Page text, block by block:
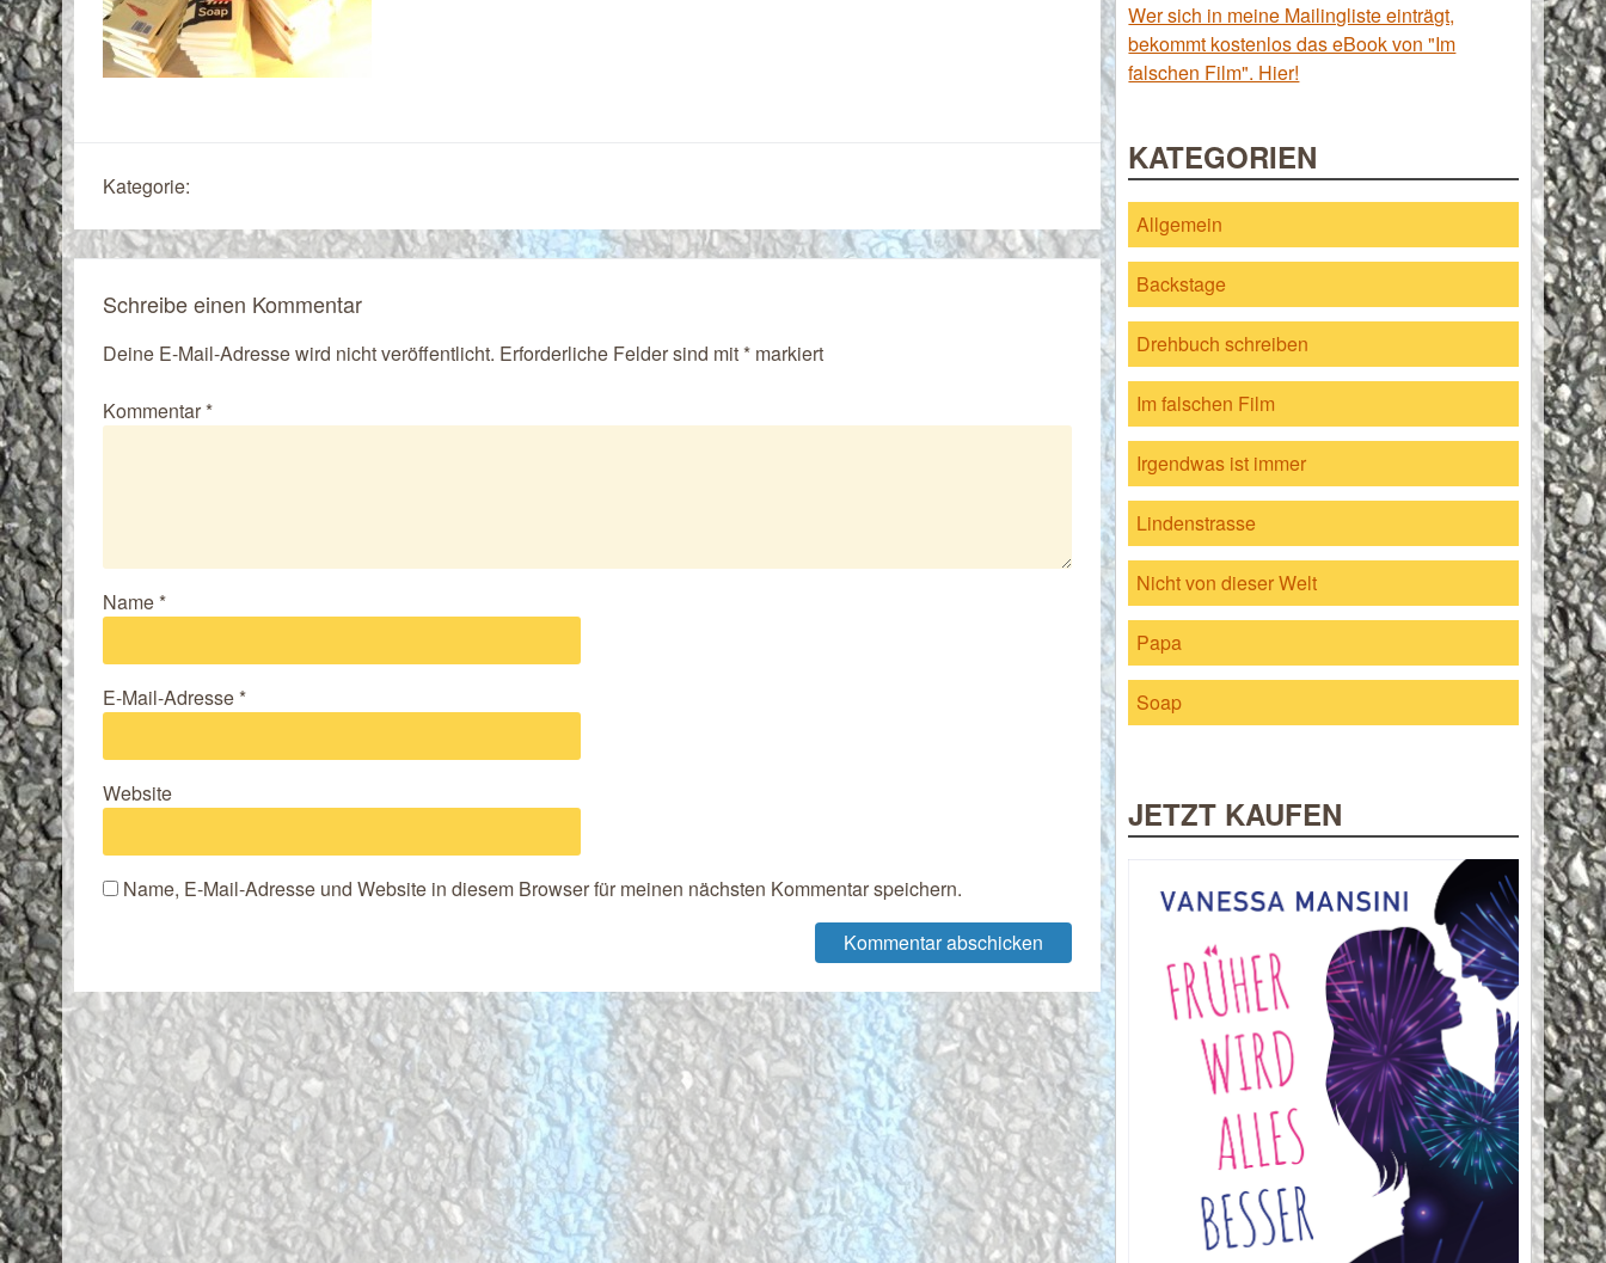
Kategorie:
Schreibe einen Kommentar
Deine E-Mail-Adresse wird nicht veröffentlicht. Erforderliche Felder sind mit* markiert
Kommentar*
Name*
E-Mail-Adresse*
Website
Name, E-Mail-Adresse und Website in diesem Browser für meinen nächsten Kommentar speichern.
Wer sich in meine Mailingliste einträgt,
bekommt kostenlos das eBook von "Im
falschen Film". Hier!
KATEGORIEN
Allgemein
Backstage
Drehbuch schreiben
Im falschen Film
Irgendwas ist immer
Lindenstrasse
Nicht von dieser Welt
Papa
Soap
JETZT KAUFEN